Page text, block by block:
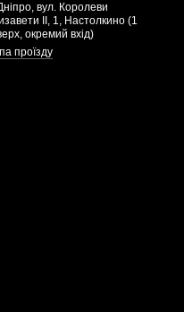
вул. Королеви
ІІ, 1, Настолкино (1
окремий вхід)
проїзду